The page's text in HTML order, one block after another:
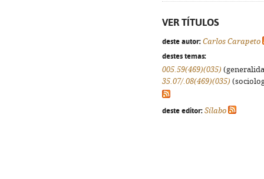
VER TÍTULOS
deste autor: Carlos Carapeto
destes temas:
005.59(469)(035)
35.07/.08(469)(035)
deste editor: Sílabo